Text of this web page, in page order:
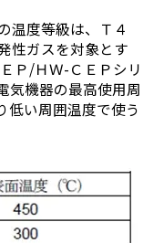
温度等級は、Ｔ４
性ガスを対象とす
Ｐ/ＨＷ-ＣＥＰシリ
気機器の最高使用周
い周囲温度で使う